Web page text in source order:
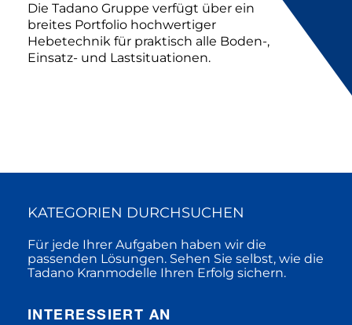
Die Tadano Gruppe verfügt über ein
breites Portfolio hochwertiger
Hebetechnik für praktisch alle Boden-,
Einsatz- und Lastsituationen.
KATEGORIEN DURCHSUCHEN
Für jede Ihrer Aufgaben haben wir die
passenden Lösungen. Sehen Sie selbst, wie die
Tadano Kranmodelle Ihren Erfolg sichern.
INTERESSIERT AN